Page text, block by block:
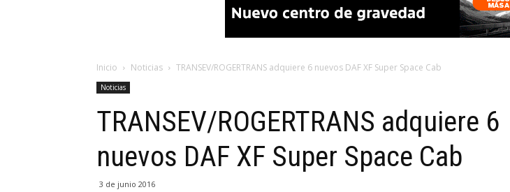
Inicio Noticias TRANSEV/ROGERTRANS adquiere 6 nuevos DAF XF Super Space Cab
Noticias
TRANSEV/ROGERTRANS adquiere 6
nuevos DAF XF Super Space Cab
3 de junio 2016